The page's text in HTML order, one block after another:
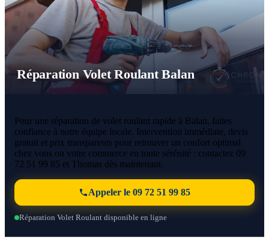
Réparation Volet Roulant Balan
Pour une réparation de volet roulant rapide à Balan, faites
confiance à notre équipe locale. Intervention immédiate, devis
gratuit et prix transparents pour retrouver un confort optimal
chez vous ou votre commerce en toute sérénité : contactez 09
72 51 99 85 et Thomas dès maintenant.
Appeler le 09 72 51 99 85
Réparation Volet Roulant disponible en ligne